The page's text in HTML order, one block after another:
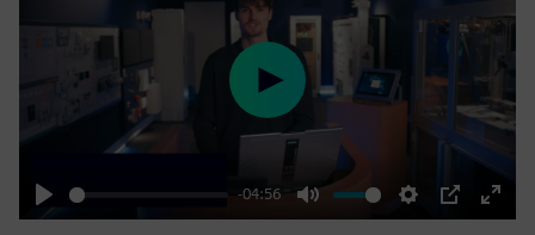
Play
-04:56
Mute Settings
PIP
Enter
Play